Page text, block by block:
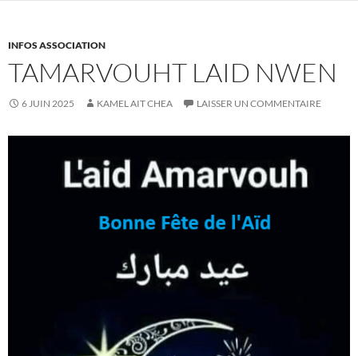
INFOS ASSOCIATION
TAMARVOUHT LAID NWEN
6 JUIN 2025 KAMEL AIT CHEA LAISSER UN COMMENTAIRE